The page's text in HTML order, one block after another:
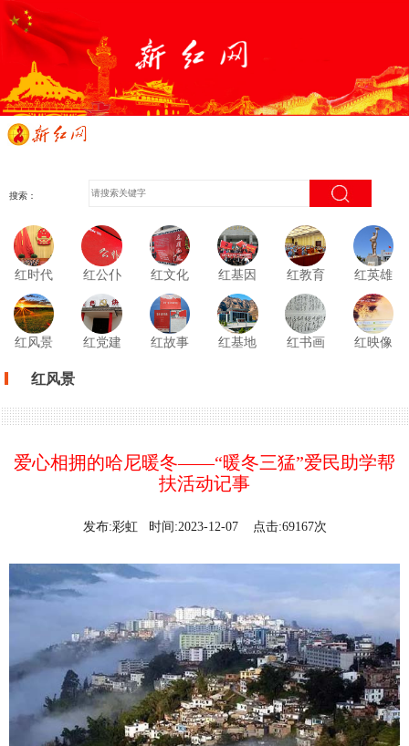
搜索：
红时代 红公仆 红文化 红基因 红教育 红英雄
红风景 红党建 红故事 红基地 红书画 红映像
红风景
爱心相拥的哈尼暖冬——“暖冬三猛”爱民助学帮
扶活动记事
发布:彩虹 时间:2023-12-07 点击:69167次